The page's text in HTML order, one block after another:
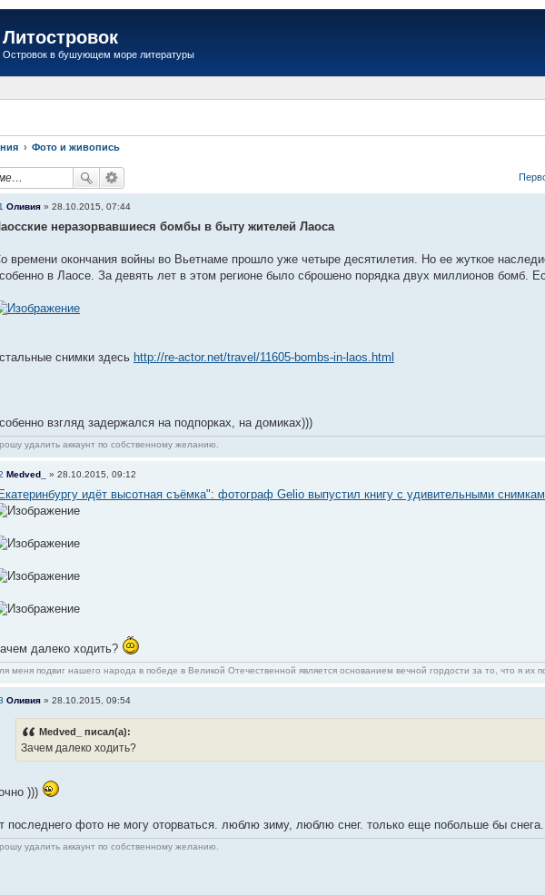
Литостровок
Островок в бушующем море литературы
Фото и живопись
Оливия » 28.10.2015, 07:44
неразорвавшиеся бомбы в быту жителей Лаоса
времени окончания войны во Вьетнаме прошло уже четыре десятилетия. Но ее жуткое
в Лаосе. За девять лет в этом регионе было сброшено порядка двух миллионов бомб.
снимки здесь http://re-actor.net/travel/11605-bombs-in-laos.html
взгляд задержался на подпорках, на домиках)))
удалить аккаунт по собственному желанию.
Medved_ » 28.10.2015, 09:12
идёт высотная съёмка": фотограф Gelio выпустил книгу с удивительными
далеко ходить?
меня подвиг нашего народа в победе в Великой Отечественной является основанием вечной гордости за то, что я их
Оливия » 28.10.2015, 09:54
Medved_ писал(а):
Зачем далеко ходить?
)))
последнего фото не могу оторваться. люблю зиму, люблю снег. только еще побольше бы снега.
удалить аккаунт по собственному желанию.